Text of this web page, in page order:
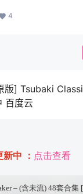
4
版] Tsubaki
百度云
中 ： 点击查看
– (含未流) 48套合集